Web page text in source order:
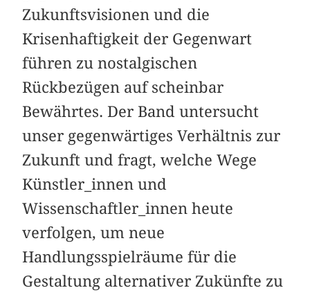
Zukunftsvisionen und die
Krisenhaftigkeit der Gegenwart
führen zu nostalgischen
Rückbezügen auf scheinbar
Bewährtes. Der Band untersucht
unser gegenwärtiges Verhältnis zur
Zukunft und fragt, welche Wege
Künstler_innen und
Wissenschaftler_innen heute
verfolgen, um neue
Handlungsspielräume für die
Gestaltung alternativer Zukünfte zu